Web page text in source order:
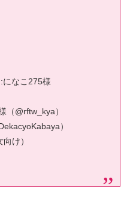
なこ275様
@rftw_kya）
）
け）